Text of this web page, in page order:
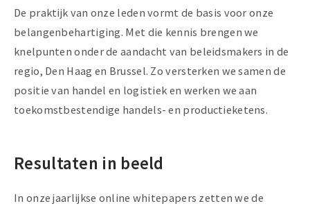
De praktijk van onze leden vormt de basis voor onze
belangenbehartiging. Met die kennis brengen we
knelpunten onder de aandacht van beleidsmakers in de
regio, Den Haag en Brussel. Zo versterken we samen de
positie van handel en logistiek en werken we aan
toekomstbestendige handels- en productieketens.
Resultaten in beeld
In onze jaarlijkse online whitepapers zetten we de